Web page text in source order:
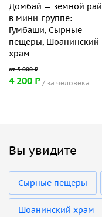
Домбай — земной рай
в мини-группе:
Гумбаши, Сырные
пещеры, Шоанинский
храм
4 200 ₽ за человека
Вы увидите
Сырные пещеры
Шоанинский храм